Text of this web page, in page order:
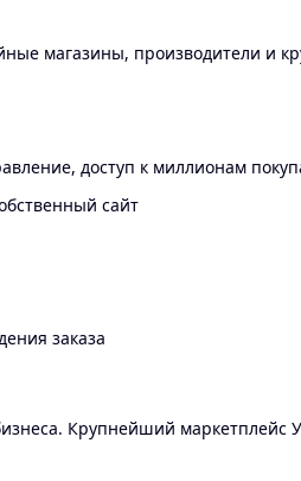
магазины, производители и
доступ к миллионам
сайт
заказа
Крупнейший